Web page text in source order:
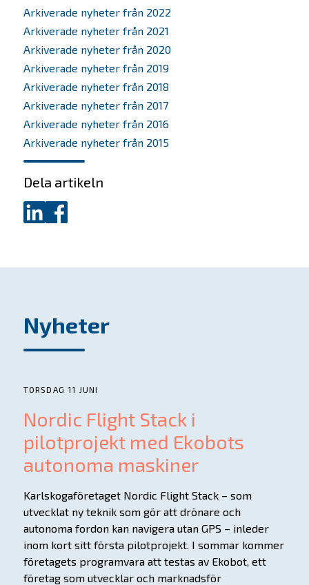
Om oss
Bolagen
Alumner
Investera
In English
Arkiverade nyheter från 2022
Arkiverade nyheter från 2021
Arkiverade nyheter från 2020
Arkiverade nyheter från 2019
Arkiverade nyheter från 2018
Arkiverade nyheter från 2017
Arkiverade nyheter från 2016
Arkiverade nyheter från 2015
Dela artikeln
Dela
på
Dela
på
Nyheter
TORSDAG 11 JUNI
Nordic Flight Stack i
pilotprojekt med Ekobots
autonoma maskiner
Karlskogaföretaget Nordic Flight Stack – som
utvecklat ny teknik som gör att drönare och
autonoma fordon kan navigera utan GPS – inleder
inom kort sitt första pilotprojekt. I sommar kommer
företagets programvara att testas av Ekobot, ett
företag som utvecklar och marknadsför